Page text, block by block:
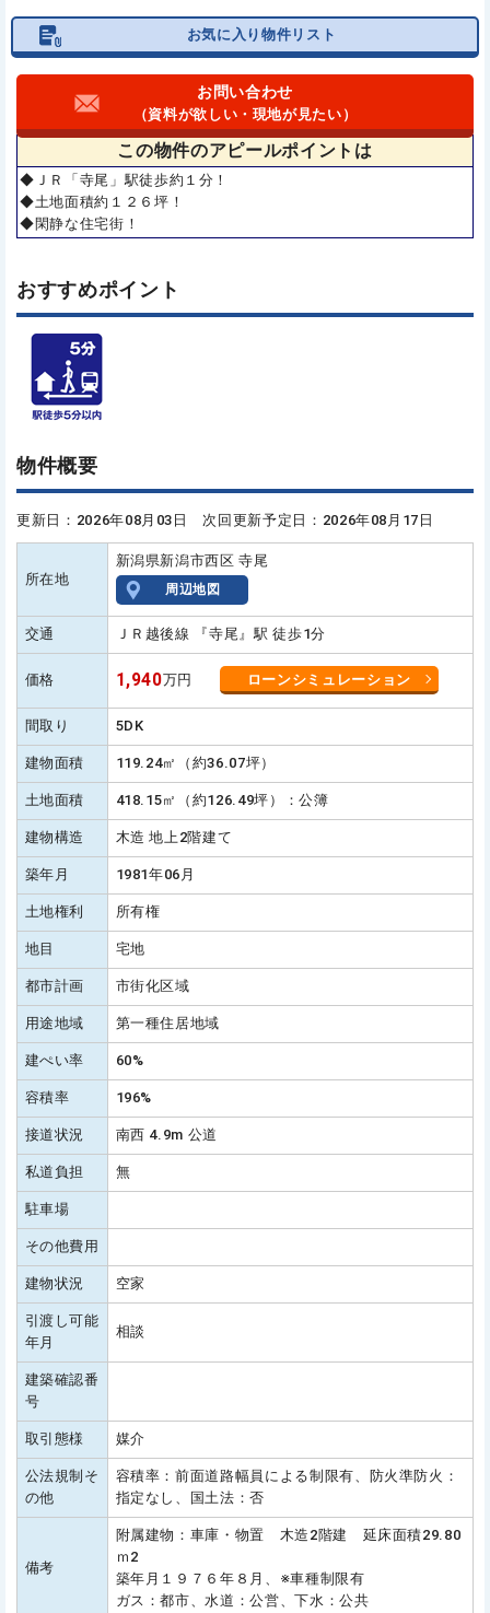
お気に入り物件リスト
お問い合わせ
（資料が欲しい・現地が見たい）
この物件のアピールポイントは
◆ＪＲ「寺尾」駅徒歩約１分！
◆土地面積約１２６坪！
◆閑静な住宅街！
おすすめポイント
物件概要
更新日：2026年08月03日 次回更新予定日：2026年08月17日
所在地
新潟県新潟市西区 寺尾
周辺地図
交通 ＪＲ越後線 『寺尾』駅 徒歩1分
価格 1,940万円 ローンシミュレーション
間取り 5DK
建物面積 119.24㎡（約36.07坪）
土地面積 418.15㎡（約126.49坪）：公簿
建物構造 木造 地上2階建て
築年月 1981年06月
土地権利 所有権
地目 宅地
都市計画 市街化区域
用途地域 第一種住居地域
建ぺい率 60%
容積率 196%
接道状況 南西 4.9m 公道
私道負担 無
駐車場
その他費用
建物状況 空家
引渡し可能
年月
相談
建築確認番
号
取引態様 媒介
公法規制そ
の他
容積率：前面道路幅員による制限有、防火準防火：
指定なし、国土法：否
備考
附属建物：車庫・物置 木造2階建 延床面積29.80
ｍ2
築年月１９７６年８月、※車種制限有
ガス：都市、水道：公営、下水：公共